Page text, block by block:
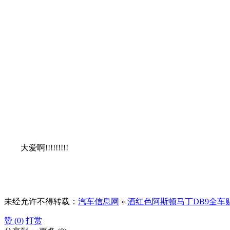
大爱啊!!!!!!!!!
未经允许不得转载： 汽车信息网 » 酒红色阿斯顿马丁DB9全车
赞 (0) 打赏